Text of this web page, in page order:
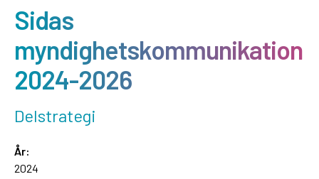
Sidas
myndighetskommunikation
2024-2026
Delstrategi
År:
2024